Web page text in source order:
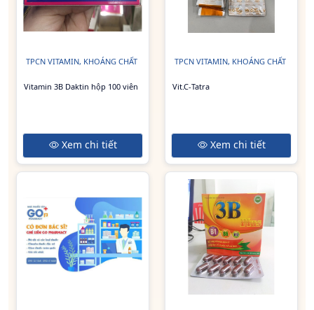
TPCN VITAMIN, KHOÁNG CHẤT
Vitamin 3B Daktin hộp 100 viên
Xem chi tiết
TPCN VITAMIN, KHOÁNG CHẤT
Vit.C-Tatra
Xem chi tiết